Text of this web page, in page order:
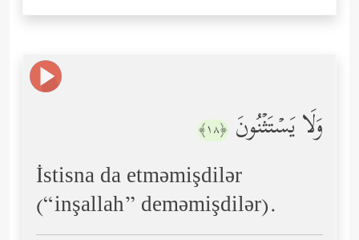
وَلَا یَسۡتَثۡنُونَ ﴿١٨﴾
İstisna da etməmişdilər
(“inşallah” deməmişdilər).